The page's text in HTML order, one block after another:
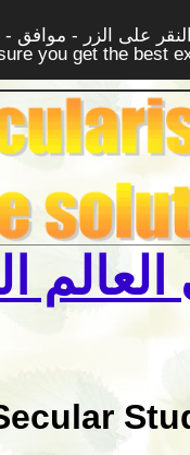
على الزر - موافق
you get the best